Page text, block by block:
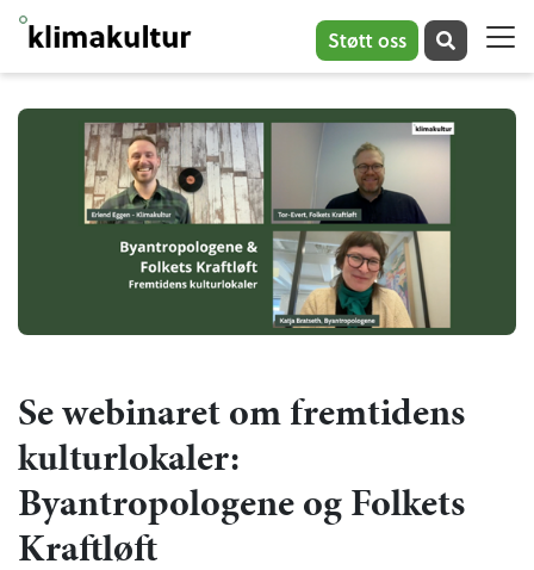
Støtt oss
Se webinaret om fremtidens
kulturlokaler:
Byantropologene og Folkets
Kraftløft